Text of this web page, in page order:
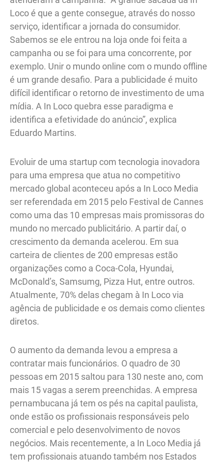
Loco é que a gente consegue, através do nosso
serviço, identificar a jornada do consumidor.
Sabemos se ele entrou na loja onde foi feita a
campanha ou se foi para uma concorrente, por
exemplo. Unir o mundo online com o mundo offline
é um grande desafio. Para a publicidade é muito
difícil identificar o retorno de investimento de uma
mídia. A In Loco quebra esse paradigma e
identifica a efetividade do anúncio”, explica
Eduardo Martins.
Evoluir de uma startup com tecnologia inovadora
para uma empresa que atua no competitivo
mercado global aconteceu após a In Loco Media
ser referendada em 2015 pelo Festival de Cannes
como uma das 10 empresas mais promissoras do
mundo no mercado publicitário. A partir daí, o
crescimento da demanda acelerou. Em sua
carteira de clientes de 200 empresas estão
organizações como a Coca-Cola, Hyundai,
McDonald’s, Samsumg, Pizza Hut, entre outros.
Atualmente, 70% delas chegam à In Loco via
agência de publicidade e os demais como clientes
diretos.
O aumento da demanda levou a empresa a
contratar mais funcionários. O quadro de 30
pessoas em 2015 saltou para 130 neste ano, com
mais 15 vagas a serem preenchidas. A empresa
pernambucana já tem os pés na capital paulista,
onde estão os profissionais responsáveis pelo
comercial e pelo desenvolvimento de novos
negócios. Mais recentemente, a In Loco Media já
tem profissionais atuando também nos Estados